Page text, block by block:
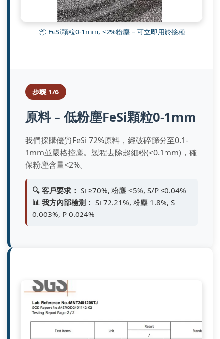
步驟 1/6
原料 – 低粉塵FeSi顆粒0-1mm
我們採購優質FeSi 72%原料，經破碎篩分至0.1-
1mm並嚴格控塵。製程去除超細粉(<0.1mm)，確
保粉塵含量<2%。
🔍 客戶要求： Si ≥70%, 粉塵 <5%, S/P ≤0.04%
📊 我方內部檢測： Si 72.21%, 粉塵 1.8%, S
0.003%, P 0.024%
📦 FeSi顆粒0-1mm, <2%粉塵 – 可立即用於接種